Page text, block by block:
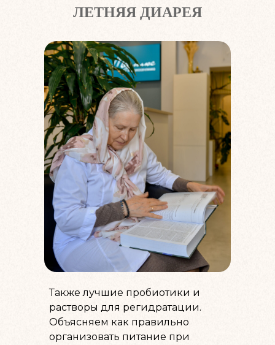
Также лучшие пробиотики и
растворы для регидратации.
Объясняем как правильно
организовать питание при
ЛЕТНЯЯ ДИАРЕЯ